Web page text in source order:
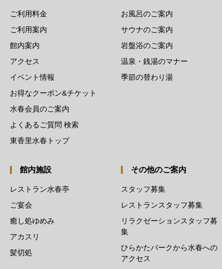
ご利用料金
ご利用案内
館内案内
アクセス
イベント情報
お得なクーポン&チケット
水春会員のご案内
よくあるご質問 検索
東香里水春トップ
お風呂のご案内
サウナのご案内
岩盤浴のご案内
温泉・銭湯のマナー
季節の替わり湯
館内施設
レストラン水春亭
ご宴会
癒し処ゆめみ
アカスリ
髪切処
その他のご案内
スタッフ募集
レストランスタッフ募集
リラクゼーションスタッフ募
集
ひらかたパークから水春への
アクセス